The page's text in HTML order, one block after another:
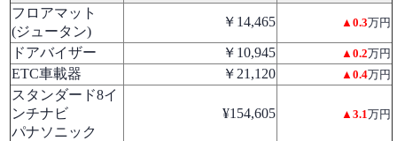
フロアマット
(ジュータン)
￥14,465 ▲0.3万円
ドアバイザー ￥10,945 ▲0.2万円
ETC車載器 ￥21,120 ▲0.4万円
スタンダード8イ
ンチナビ
パナソニック
¥154,605 ▲3.1万円